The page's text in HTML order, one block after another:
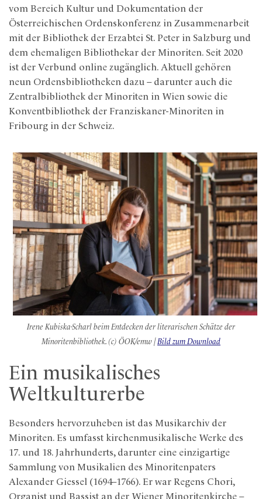
vom Bereich Kultur und Dokumentation der
Österreichischen Ordenskonferenz in Zusammenarbeit
mit der Bibliothek der Erzabtei St. Peter in Salzburg und
dem ehemaligen Bibliothekar der Minoriten. Seit 2020
ist der Verbund online zugänglich. Aktuell gehören
neun Ordensbibliotheken dazu – darunter auch die
Zentralbibliothek der Minoriten in Wien sowie die
Konventbibliothek der Franziskaner-Minoriten in
Fribourg in der Schweiz.
Irene Kubiska-Scharl beim Entdecken der literarischen Schätze der
Minoritenbibliothek. (c) ÖOK/emw | Bild zum Download
Ein musikalisches
Weltkulturerbe
Besonders hervorzuheben ist das Musikarchiv der
Minoriten. Es umfasst kirchenmusikalische Werke des
17. und 18. Jahrhunderts, darunter eine einzigartige
Sammlung von Musikalien des Minoritenpaters
Alexander Giessel (1694–1766). Er war Regens Chori,